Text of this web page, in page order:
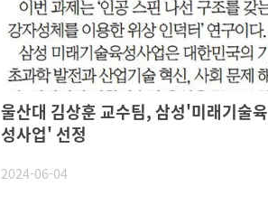
울산대 김상훈 교수팀, 삼성'미래기술육
성사업' 선정
2024-06-04